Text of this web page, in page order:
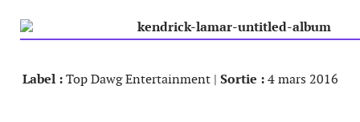
Label :Top Dawg Entertainment | Sortie :4 mars 2016